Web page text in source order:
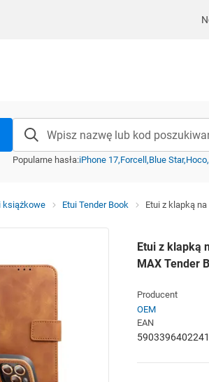
Popularne hasła:iPhone 17 Forcell Blue Star Hoco
książkowe Etui Tender Book Etui z klapką
Etui z klapką
MAX Tender
Producent
OEM
EAN
5903396402241